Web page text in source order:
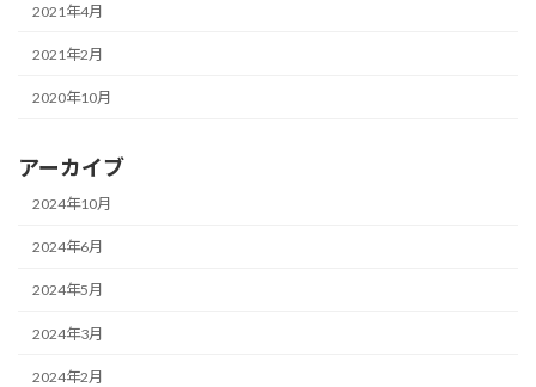
2021年4月
2021年2月
2020年10月
アーカイブ
2024年10月
2024年6月
2024年5月
2024年3月
2024年2月